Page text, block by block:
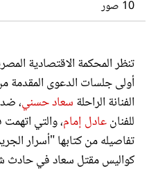
بوستر مسلسل عوالم خفية
عادل إمام
سعاد حسني
رانيا فريد شوقي
10 صور
أولى جلسات الدعوى المقدمة
الفنانة الراحلة سعاد حسني،
للفنانعادل إمام، والتي
تفاصيله من كتابها "أسرار
كواليس مقتل سعاد في حادث
غلاف